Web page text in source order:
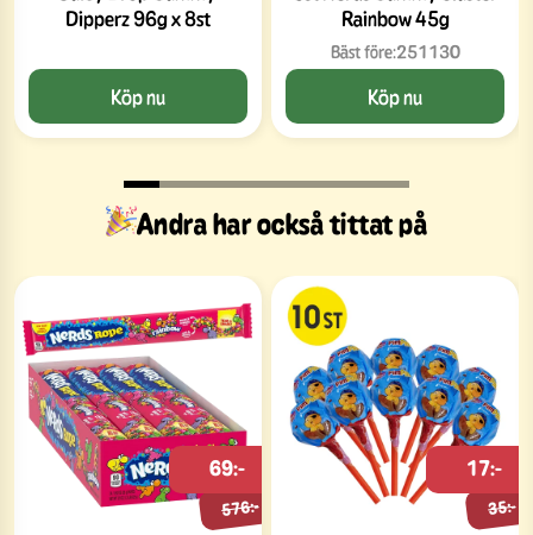
Dipperz 96g x 8st
Köp nu
Rainbow 45g
Bäst före:251130
Köp nu
Andra har också tittat på
576:-
69:-
35:-
17:-